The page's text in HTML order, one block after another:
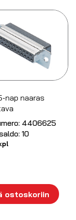
nap naaras
4406625
10
ostoskoriin